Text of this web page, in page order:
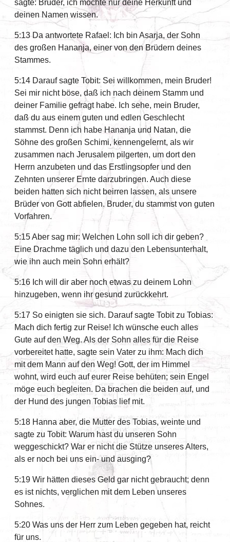
sagte: Bruder, ich möchte nur deine Herkunft und
deinen Namen wissen.
5:13 Da antwortete Rafael: Ich bin Asarja, der Sohn
des großen Hananja, einer von den Brüdern deines
Stammes.
5:14 Darauf sagte Tobit: Sei willkommen, mein Bruder!
Sei mir nicht böse, daß ich nach deinem Stamm und
deiner Familie gefragt habe. Ich sehe, mein Bruder,
daß du aus einem guten und edlen Geschlecht
stammst. Denn ich habe Hananja und Natan, die
Söhne des großen Schimi, kennengelernt, als wir
zusammen nach Jerusalem pilgerten, um dort den
Herrn anzubeten und das Erstlingsopfer und den
Zehnten unserer Ernte darzubringen. Auch diese
beiden hatten sich nicht beirren lassen, als unsere
Brüder von Gott abfielen. Bruder, du stammst von guten
Vorfahren.
5:15 Aber sag mir: Welchen Lohn soll ich dir geben?
Eine Drachme täglich und dazu den Lebensunterhalt,
wie ihn auch mein Sohn erhält?
5:16 Ich will dir aber noch etwas zu deinem Lohn
hinzugeben, wenn ihr gesund zurückkehrt.
5:17 So einigten sie sich. Darauf sagte Tobit zu Tobias:
Mach dich fertig zur Reise! Ich wünsche euch alles
Gute auf den Weg. Als der Sohn alles für die Reise
vorbereitet hatte, sagte sein Vater zu ihm: Mach dich
mit dem Mann auf den Weg! Gott, der im Himmel
wohnt, wird euch auf eurer Reise behüten; sein Engel
möge euch begleiten. Da brachen die beiden auf, und
der Hund des jungen Tobias lief mit.
5:18 Hanna aber, die Mutter des Tobias, weinte und
sagte zu Tobit: Warum hast du unseren Sohn
weggeschickt? War er nicht die Stütze unseres Alters,
als er noch bei uns ein- und ausging?
5:19 Wir hätten dieses Geld gar nicht gebraucht; denn
es ist nichts, verglichen mit dem Leben unseres
Sohnes.
5:20 Was uns der Herr zum Leben gegeben hat, reicht
für uns.